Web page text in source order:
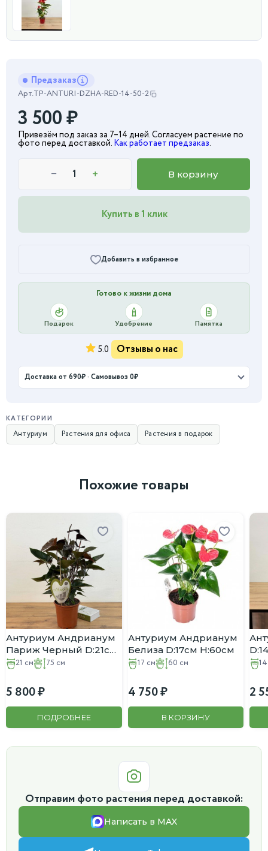
Предзаказ
Арт.TP-ANTURI-DZHA-RED-14-50-2
3 500₽
Привезём под заказ за 7–14 дней. Согласуем растение по
фото перед доставкой. Как работает предзаказ.
− + В корзину
Купить в 1 клик
Добавить в избранное
Готово к жизни дома
Подарок Удобрение Памятка
5.0 Отзывы о нас
Доставка от 690₽ · Самовывоз 0₽
КАТЕГОРИИ
Антуриум Растения для офиса Растения в подарок
Похожие товары
Антуриум Андрианум
Париж Черный D:21см
H:75см
21 см 75 см
5 800
ПОДРОБНЕЕ
Антуриум Андрианум
Белиза D:17см H:60см
17 см
60 см
4 750
В КОРЗИНУ
2
Отправим фото растения перед доставкой:
Написать в MAX